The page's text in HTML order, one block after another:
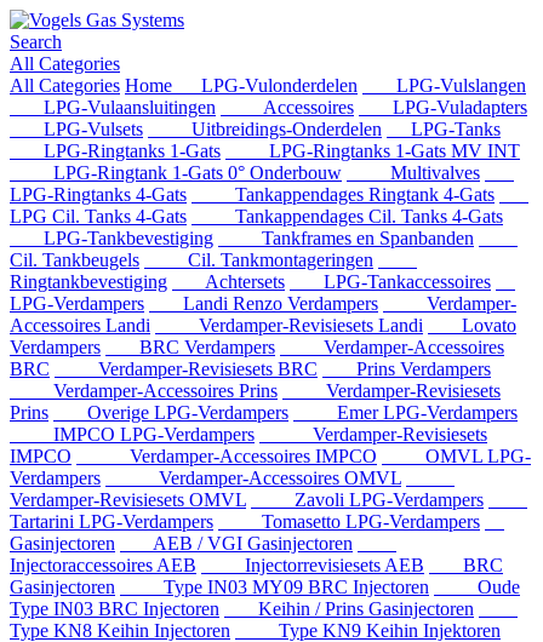
Search
All Categories
All Categories Home LPG-Vulonderdelen
LPG-Vulslangen
LPG-Vulaansluitingen
Accessoires
LPG-Vuladapters
LPG-Vulsets
Uitbreidings-Onderdelen
LPG-Tanks
LPG-Ringtanks 1-Gats
LPG-Ringtanks 1-Gats MV INT
LPG-Ringtank 1-Gats 0° Onderbouw
Multivalves
LPG-Ringtanks 4-Gats
Tankappendages Ringtank 4-Gats
LPG Cil. Tanks 4-Gats
Tankappendages Cil. Tanks 4-Gats
LPG-Tankbevestiging
Tankframes en Spanbanden
Cil. Tankbeugels
Cil. Tankmontageringen
Ringtankbevestiging
Achtersets
LPG-Tankaccessoires
LPG-Verdampers
Landi Renzo Verdampers
Verdamper-
Accessoires Landi
Verdamper-Revisiesets Landi
Lovato
Verdampers
BRC Verdampers
Verdamper-Accessoires
BRC
Verdamper-Revisiesets BRC
Prins Verdampers
Verdamper-Accessoires Prins
Verdamper-Revisiesets
Prins
Overige LPG-Verdampers
Emer LPG-Verdampers
IMPCO LPG-Verdampers
Verdamper-Revisiesets
IMPCO
Verdamper-Accessoires IMPCO
OMVL LPG-
Verdampers
Verdamper-Accessoires OMVL
Verdamper-Revisiesets OMVL
Zavoli LPG-Verdampers
Tartarini LPG-Verdampers
Tomasetto LPG-Verdampers
Gasinjectoren
AEB / VGI Gasinjectoren
Injectoraccessoires AEB
Injectorrevisiesets AEB
BRC
Gasinjectoren
Type IN03 MY09 BRC Injectoren
Oude
Type IN03 BRC Injectoren
Keihin / Prins Gasinjectoren
Type KN8 Keihin Injectoren
Type KN9 Keihin Injektoren